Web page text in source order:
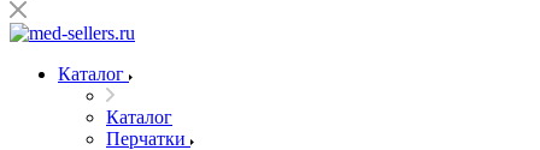
Каталог
Каталог
Перчатки